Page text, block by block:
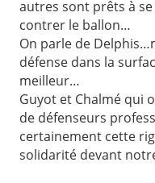
autres sont prêts à
contrer le ballon…
On parle de
défense dans la
meilleur…
Guyot et Chalmé qui
de défenseurs
certainement cette
solidarité devant